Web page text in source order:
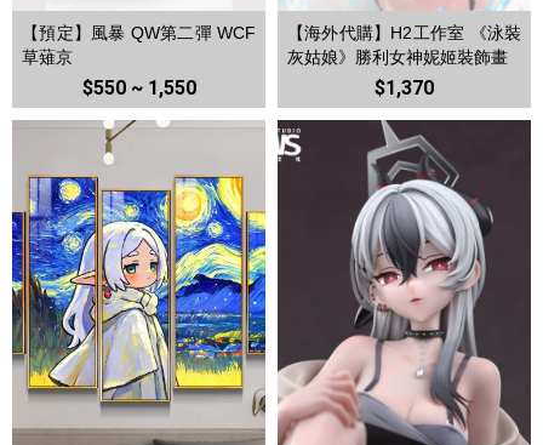
【預定】風暴 QW第二彈 WCF
草薙京
$550 ~ 1,550
【海外代購】H2工作室 《泳裝
灰姑娘》勝利女神妮姬裝飾畫
$1,370